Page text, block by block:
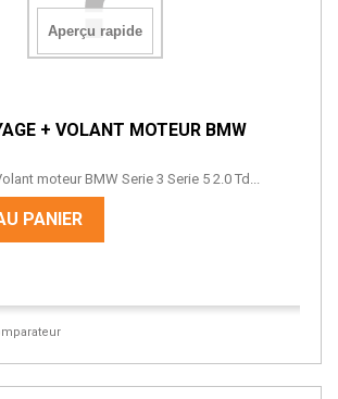
Aperçu rapide
+ VOLANT MOTEUR BMW
moteur BMW Serie 3 Serie 5 2.0 Td...
PANIER